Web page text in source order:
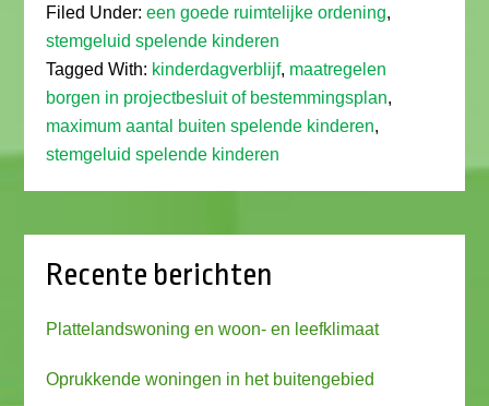
Filed Under:een goede ruimtelijke ordening,
stemgeluid spelende kinderen
Tagged With: kinderdagverblijf, maatregelen
borgen in projectbesluit of bestemmingsplan,
maximum aantal buiten spelende kinderen,
stemgeluid spelende kinderen
Recente berichten
Plattelandswoning en woon- en leefklimaat
Oprukkende woningen in het buitengebied